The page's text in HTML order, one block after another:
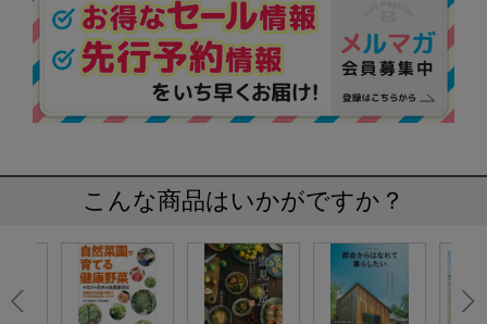
こんな商品はいかがですか？